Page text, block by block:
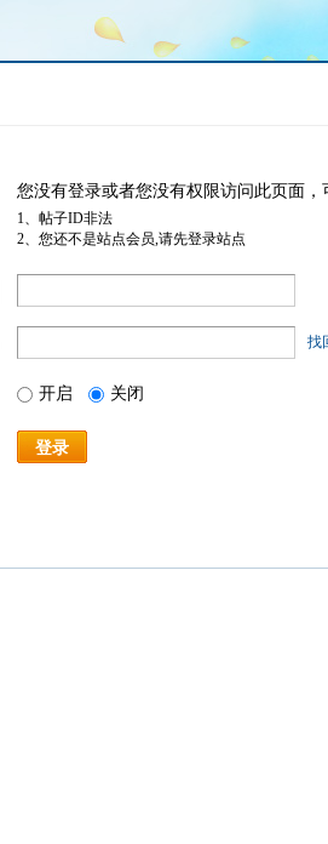
您没有登录或者您没有权限访问此页面
1、帖子ID非法
2、您还不是站点会员,请先登录站点
找
开启 关闭
登录